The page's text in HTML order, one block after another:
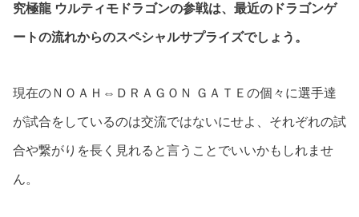
究極龍 ウルティモドラゴンの参戦は、最近のドラゴンゲ
ートの流れからのスペシャルサプライズでしょう。
現在のＮＯＡＨ⇔ＤＲＡＧＯＮ ＧＡＴＥの個々に選手達
が試合をしているのは交流ではないにせよ、それぞれの試
合や繋がりを長く見れると言うことでいいかもしれませ
ん。